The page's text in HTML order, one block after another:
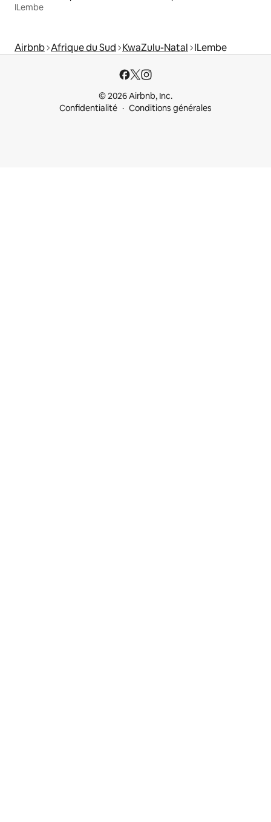
ILembe
Airbnb Afrique du Sud KwaZulu-Natal ILembe
© 2026 Airbnb, Inc.
Confidentialité
Conditions générales